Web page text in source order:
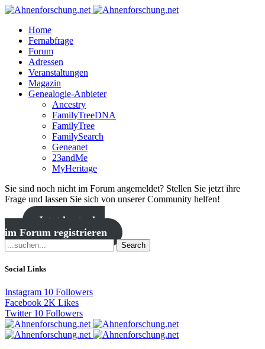
Home
Fernabfrage
Forum
Adressen
Veranstaltungen
Magazin
Genealogie-Anbieter
Ancestry
FamilyTreeDNA
FamilyTree
FamilySearch
Geneanet
23andMe
MyHeritage
Sie sind noch nicht im Forum angemeldet? Stellen Sie jetzt ihre
Frage und lassen Sie sich von unserer Community helfen!
Jetzt kostenlos
im Forum registrieren
Search
Social Links
Instagram 10 Followers
Facebook 2K Likes
Twitter 10 Followers